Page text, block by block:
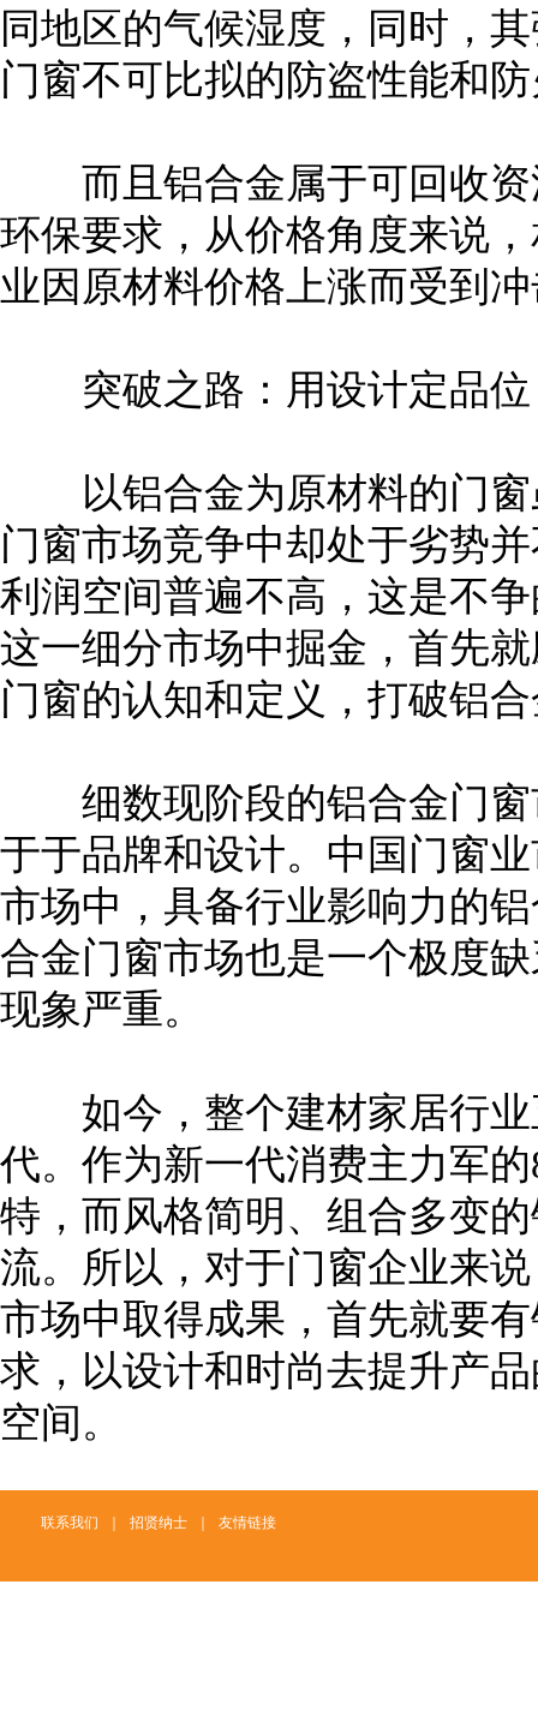
同地区的气候湿度，同时，
门窗不可比拟的防盗性能和
而且铝合金属于可回收资
环保要求，从价格角度来说
业因原材料价格上涨而受到
突破之路：用设计定品位
以铝合金为原材料的门窗
门窗市场竞争中却处于劣势
利润空间普遍不高，这是不
这一细分市场中掘金，首先
门窗的认知和定义，打破铝
细数现阶段的铝合金门窗
于于品牌和设计。中国门窗
市场中，具备行业影响力的
合金门窗市场也是一个极度
现象严重。
如今，整个建材家居行业
代。作为新一代消费主力军
特，而风格简明、组合多变
流。所以，对于门窗企业来
市场中取得成果，首先就要
求，以设计和时尚去提升产
空间。
联系我们 招贤纳士 友情链接